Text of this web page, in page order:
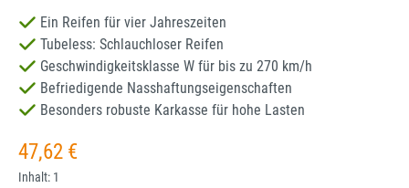
Ein Reifen für vier Jahreszeiten
Tubeless: Schlauchloser Reifen
Geschwindigkeitsklasse W für bis zu 270 km/h
Befriedigende Nasshaftungseigenschaften
Besonders robuste Karkasse für hohe Lasten
Regulärer Preis:
47,62 €
Inhalt: 1